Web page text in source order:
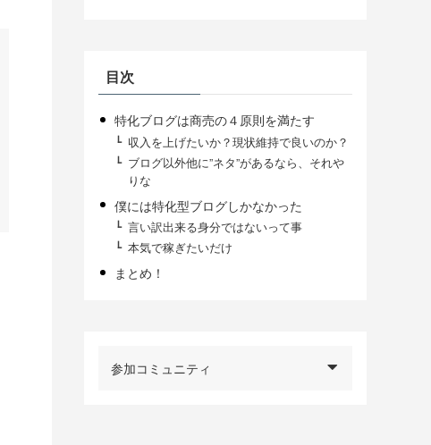
目次
特化ブログは商売の４原則を満たす
収入を上げたいか？現状維持で良いのか？
ブログ以外他に”ネタ”があるなら、それや
りな
僕には特化型ブログしかなかった
言い訳出来る身分ではないって事
本気で稼ぎたいだけ
まとめ！
参加コミュニティ